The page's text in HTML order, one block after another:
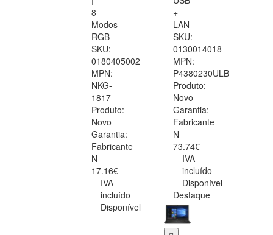
8
Modos
RGB
SKU:
0180405002
MPN:
NKG-
1817
Produto:
Novo
Garantia:
Fabricante
N
17.16€
IVA
incluído
Disponível
+
LAN
SKU:
0130014018
MPN:
P4380230ULB
Produto:
Novo
Garantia:
Fabricante
N
73.74€
IVA
incluído
Disponível
Destaque